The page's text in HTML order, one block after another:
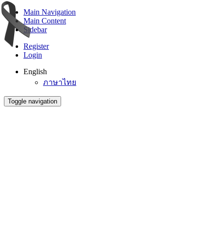
Main Navigation
Main Content
Sidebar
Register
Login
English
ภาษาไทย
Toggle navigation